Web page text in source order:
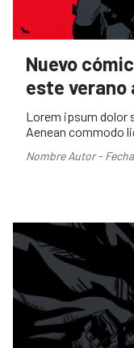
Nuevo
este verano
Lorem ipsum dolor
Aenean commodo
Nombre Autor -